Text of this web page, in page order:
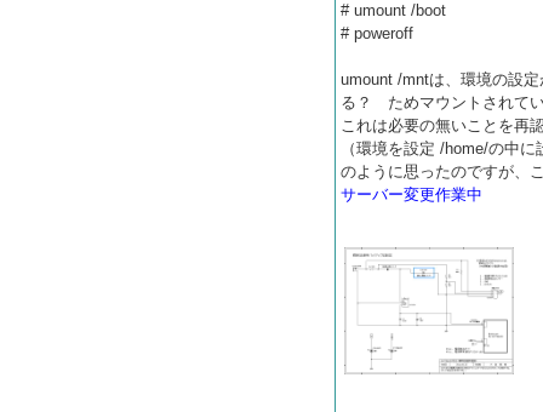
# umount /boot
# poweroff
umount /mntは、環境の設
る？ ためマウントされて
これは必要の無いことを再
（環境を設定 /home/の中
のように思ったのですが、
サーバー変更作業中